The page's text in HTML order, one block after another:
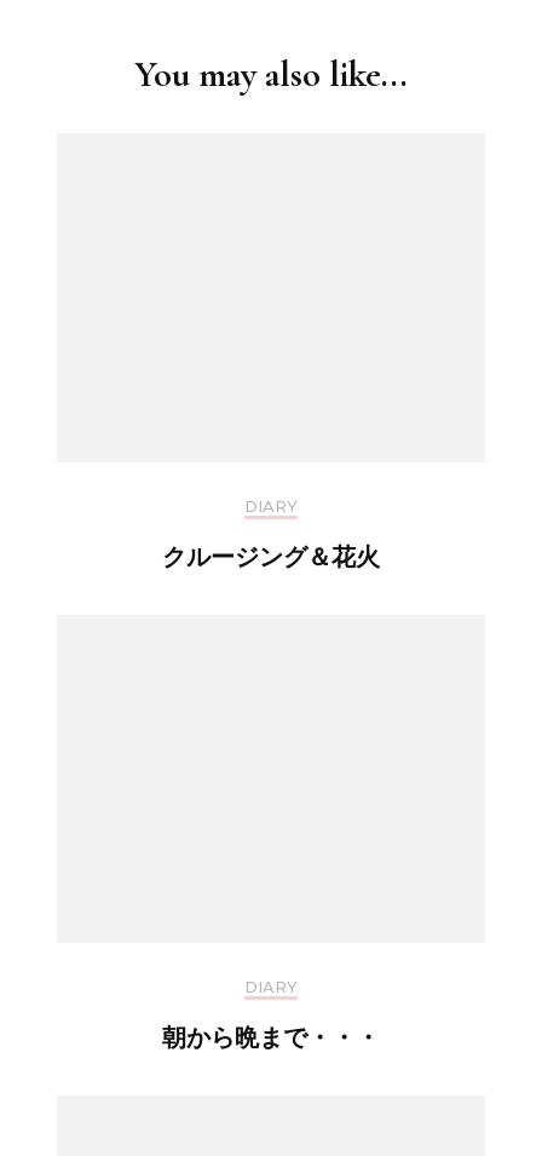
You may also like...
DIARY
クルージング＆花火
DIARY
朝から晩まで・・・